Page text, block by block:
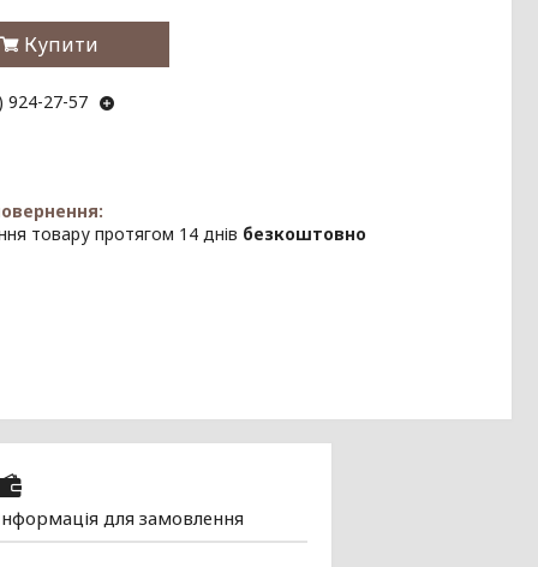
Купити
924-27-57
товару протягом 14 днів безкоштовно
для замовлення